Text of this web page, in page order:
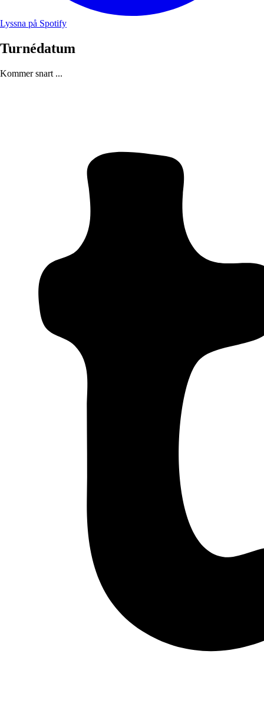
Lyssna på Spotify
Turnédatum
Kommer snart ...